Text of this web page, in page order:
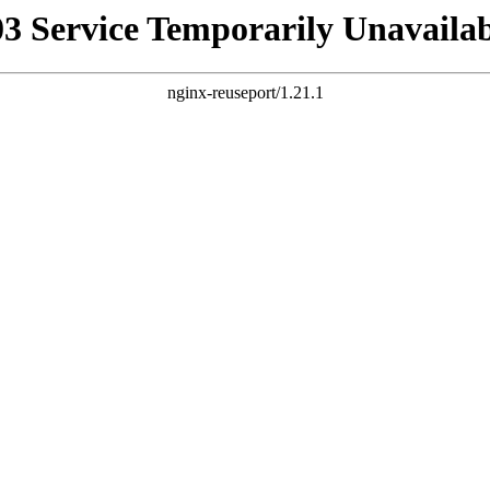
Service Temporarily
nginx-reuseport/1.21.1